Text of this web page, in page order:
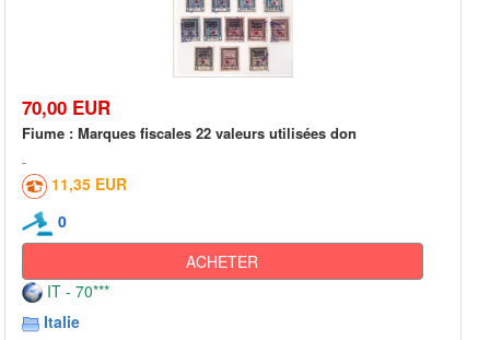
70,00 EUR
Fiume : Marques fiscales 22 valeurs utilisées don
11,35 EUR
0
ACHETER
IT - 70***
Italie